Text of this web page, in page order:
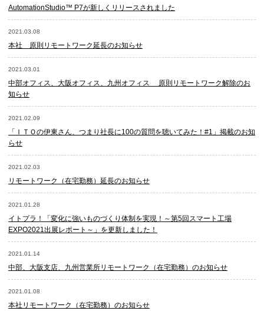
AutomationStudio™ P7が新しくリリースされました
2021.03.08
本社 原則リモートワーク延長のお知らせ
2021.03.01
中部オフィス、大阪オフィス、九州オフィス 原則リモートワーク解除のお
知らせ
2021.02.09
「ＩＴＯの伊東さん、つまり社長に100の質問を聴いてみた！#1」掲載のお知
らせ
2021.02.03
リモートワーク（在宅勤務）延長のお知らせ
2021.01.28
イトプラ！「変化に強いものづくり体制を実現！～第5回スマート工場
EXPO2021出展レポート～」を更新しました！
2021.01.14
中部、大阪支店、九州営業所リモートワーク（在宅勤務）のお知らせ
2021.01.08
本社リモートワーク（在宅勤務）のお知らせ